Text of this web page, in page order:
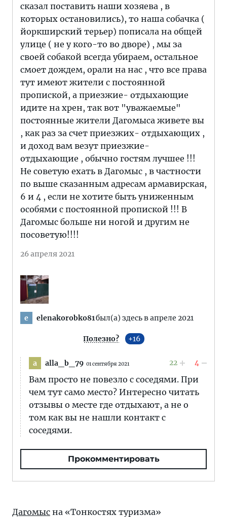
сказал поставить наши хозяева , в
которых остановились), то наша собачка (
йоркширский терьер) пописала на общей
улице ( не у кого-то во дворе) , мы за
своей собакой всегда убираем, остальное
смоет дождем, орали на нас , что все права
тут имеют жители с постоянной
пропиской, а приезжие- отдыхающие
идите на хрен, так вот "уважаемые"
постоянные жители Дагомыса живете вы
, как раз за счет приезжих- отдыхающих ,
и доход вам везут приезжие-
отдыхающие , обычно гостям лучшее !!!
Не советую ехать в Дагомыс , в частности
по выше сказанным адресам армавирская,
6 и 4 , если не хотите быть униженным
особями с постоянной пропиской !!! В
Дагомыс больше ни ногой и другим не
посоветую!!!!
26 апреля 2021
e elenakorobko81был(а) здесь в апреле 2021
Полезно? 16
a alla_b_79 01 сентября 2021 22 4
Вам просто не повезло с соседями. При
чем тут само место? Интересно читать
отзывы о месте где отдыхают, а не о
том как вы не нашли контакт с
соседями.
Прокомментировать
Дагомыс на «Тонкостях туризма»